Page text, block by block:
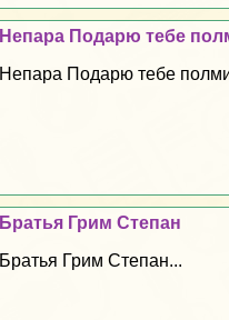
Непара Подарю тебе
Непара Подарю тебе
Братья Грим Степан
Братья Грим Степан...